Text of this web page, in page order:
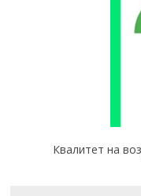
Квалитет на